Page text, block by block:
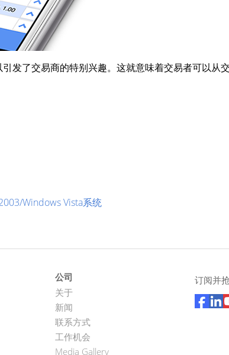
发了交易商的特别兴趣。这就意味着交易者可以从
Windows Vista系统
公司
关于
新闻
联系方式
工作机会
Media Gallery
订阅并